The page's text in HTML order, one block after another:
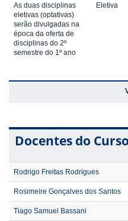
As duas disciplinas
eletivas (optativas)
serão divulgadas na
época da oferta de
disciplinas do 2º
semestre do 1º ano
Eletiva
Docentes do Curso
Rodrigo Freitas Rodrigues
Rosimeire Gonçalves dos Santos
Tiago Samuel Bassani